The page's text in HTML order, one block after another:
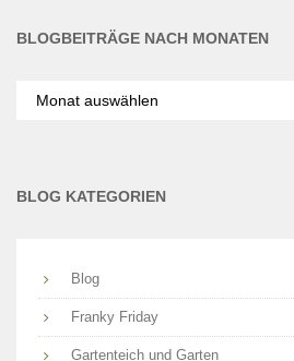
BLOGBEITRÄGE NACH MONATEN
nach
BLOG KATEGORIEN
Blog
Franky Friday
Gartenteich und Garten